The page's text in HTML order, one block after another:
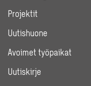
Projektit
Uutishuone
Avoimet työpaikat
Uutiskirje